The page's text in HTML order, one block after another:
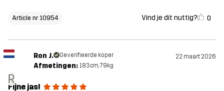
Article nr 10954 Vind je dit nuttig? 0
R
Ron J. Geverifieerde koper 22 maart 2026
Afmetingen: 183cm, 79kg
Fijne jas!